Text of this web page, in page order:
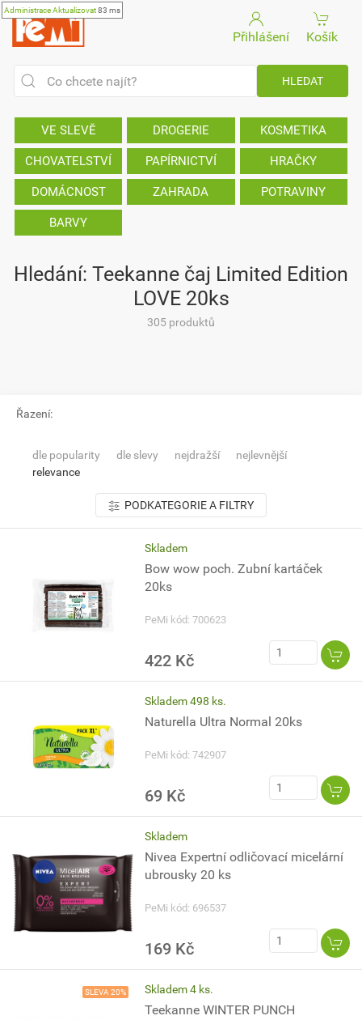
AdministraceAktualizovat83 ms
Přihlášení Košík
VE SLEVĚ DROGERIE KOSMETIKA
CHOVATELSTVÍ PAPÍRNICTVÍ HRAČKY
DOMÁCNOST ZAHRADA POTRAVINY
BARVY
Hledání: Teekanne čaj Limited Edition
LOVE 20ks
305 produktů
Řazení:
dle popularity dle slevy nejdražší
nejlevnější
relevance
PODKATEGORIE A FILTRY
Skladem
Bow wow poch. Zubní kartáček
20ks
PeMi kód: 700623
422 Kč
Skladem 498 ks.
Naturella Ultra Normal 20ks
PeMi kód: 742907
69 Kč
Skladem
Nivea Expertní odličovací micelární
ubrousky 20 ks
PeMi kód: 696537
169 Kč
SLEVA 20% Skladem 4 ks.
Teekanne WINTER PUNCH